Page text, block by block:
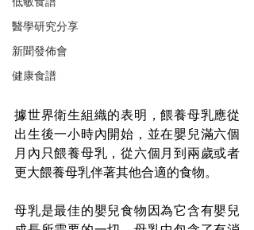
醫學研究分享
新聞發佈會
健康食譜
據世界衛生組織的表明，餵養母乳應從
出生後一小時內開始，並在嬰兒滿六個
月內只餵養母乳，從六個月到兩歲或者
更大餵養母乳伴著其他合適的食物。
母乳是最佳的嬰兒食物因為它含有嬰兒